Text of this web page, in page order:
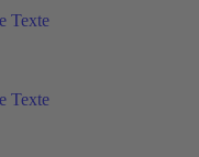
Texte
Texte